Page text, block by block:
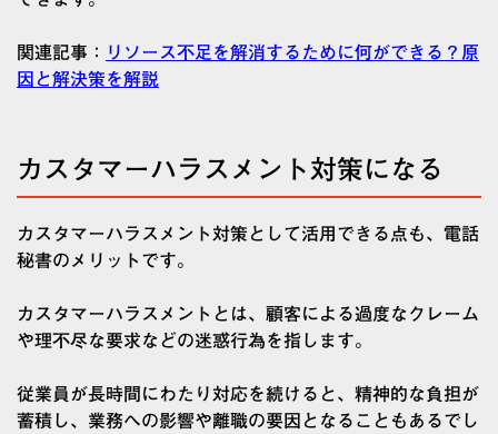
関連記事：
リソース不足を解消するために何ができる？原
因と解決策を解説
カスタマーハラスメント対策になる
カスタマーハラスメント対策として活用できる点も、電話
秘書のメリットです。
カスタマーハラスメントとは、顧客による過度なクレーム
や理不尽な要求などの迷惑行為を指します。
従業員が長時間にわたり対応を続けると、精神的な負担が
蓄積し、業務への影響や離職の要因となることもあるでし